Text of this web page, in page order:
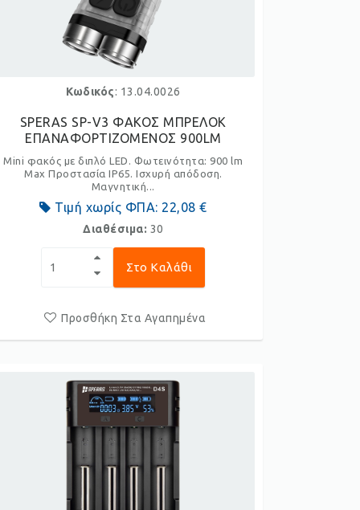
Κωδικός: 13.04.0026
SPERAS SP-V3 ΦΑΚΟΣ ΜΠΡΕΛΟΚ
ΕΠΑΝΑΦΟΡΤΙΖΟΜΕΝΟΣ 900LM
Mini φακός με διπλό LED. Φωτεινότητα: 900 lm
Max Προστασία IP65. Ισχυρή απόδοση.
Μαγνητική...
Τιμή χωρίς ΦΠΑ: 22,08 €
Διαθέσιμα: 30
Στο Καλάθι
Προσθήκη Στα Αγαπημένα